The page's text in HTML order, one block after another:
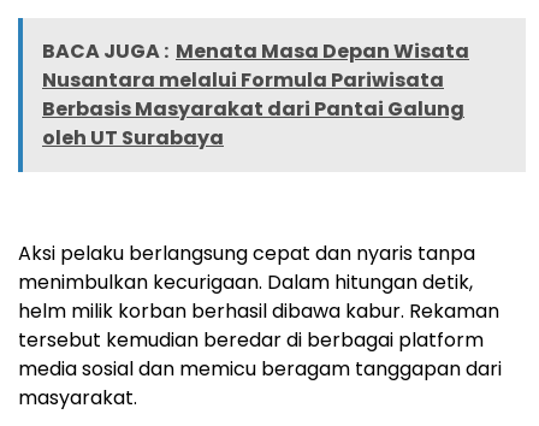
BACA JUGA : Menata Masa Depan Wisata
Nusantara melalui Formula Pariwisata
Berbasis Masyarakat dari Pantai Galung
oleh UT Surabaya
Aksi pelaku berlangsung cepat dan nyaris tanpa
menimbulkan kecurigaan. Dalam hitungan detik,
helm milik korban berhasil dibawa kabur. Rekaman
tersebut kemudian beredar di berbagai platform
media sosial dan memicu beragam tanggapan dari
masyarakat.